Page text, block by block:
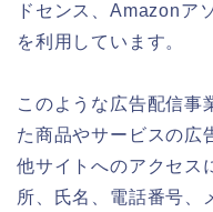
ドセンス、Amazonア
を利用しています。
このような広告配信事
た商品やサービスの広
他サイトへのアクセス
所、氏名、電話番号、